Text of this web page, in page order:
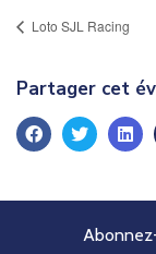
Loto SJL Racing
Partager cet